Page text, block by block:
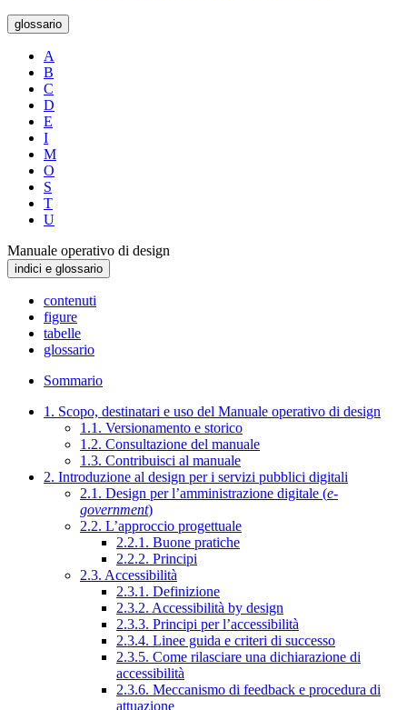
glossario
A
B
C
D
E
I
M
O
S
T
U
Manuale operativo di design
indici e glossario
contenuti
figure
tabelle
glossario
Sommario
1. Scopo, destinatari e uso del Manuale operativo di design
1.1. Versionamento e storico
1.2. Consultazione del manuale
1.3. Contribuisci al manuale
2. Introduzione al design per i servizi pubblici digitali
2.1. Design per l’amministrazione digitale (e-
government)
2.2. L’approccio progettuale
2.2.1. Buone pratiche
2.2.2. Principi
2.3. Accessibilità
2.3.1. Definizione
2.3.2. Accessibilità by design
2.3.3. Principi per l’accessibilità
2.3.4. Linee guida e criteri di successo
2.3.5. Come rilasciare una dichiarazione di
accessibilità
2.3.6. Meccanismo di feedback e procedura di
attuazione